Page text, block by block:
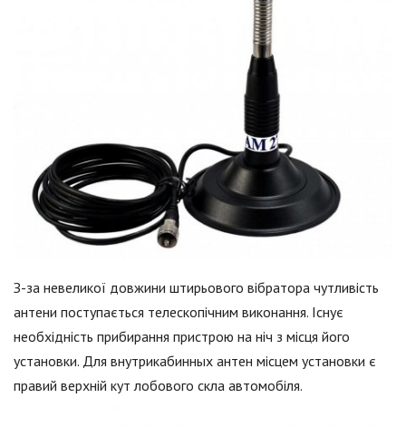
З-за невеликої довжини штирьового вібратора чутливість
антени поступається телескопічним виконання. Існує
необхідність прибирання пристрою на ніч з місця його
установки. Для внутрикабинных антен місцем установки є
правий верхній кут лобового скла автомобіля.